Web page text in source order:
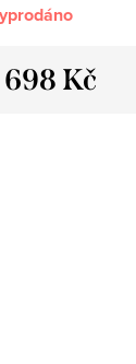
698 Kč